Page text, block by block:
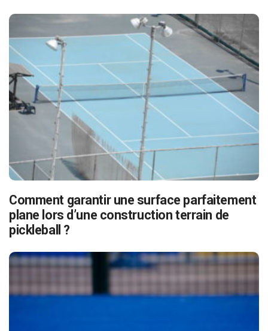
Comment garantir une surface parfaitement
plane lors d’une construction terrain de
pickleball ?